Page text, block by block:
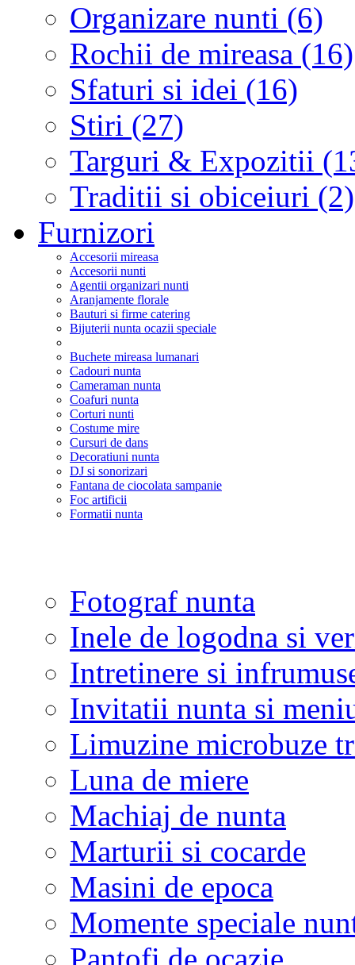
Organizare nunti (6)
Rochii de mireasa (16)
Sfaturi si idei (16)
Stiri (27)
Targuri & Expozitii
Traditii si obiceiuri (2)
Furnizori
Accesorii mireasa
Accesorii nunti
Agentii organizari nunti
Aranjamente florale
Bauturi si firme catering
Bijuterii nunta ocazii speciale
Buchete mireasa lumanari
Cadouri nunta
Cameraman nunta
Coafuri nunta
Corturi nunti
Costume mire
Cursuri de dans
Decoratiuni nunta
DJ si sonorizari
Fantana de ciocolata sampanie
Foc artificii
Formatii nunta
Fotograf nunta
Inele de logodna si
Intretinere si
Invitatii nunta si
Limuzine microbuze
Luna de miere
Machiaj de nunta
Marturii si cocarde
Masini de epoca
Momente speciale
Pantofi de ocazie